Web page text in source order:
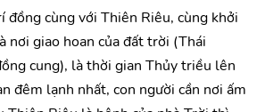
đồng cùng với Thiên Riêu, cùng khởi
nơi giao hoan của đất trời (Thái
cung), là thời gian Thủy triều lên
đêm lạnh nhất, con người cần nơi ấm